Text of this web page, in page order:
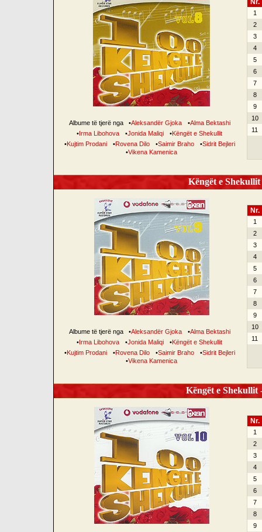
Albume të tjerë nga •Aleksandër Gjoka •Alma Bektashi
•Irma Libohova •Jonida Maliqi •Këngët e Shekullit
•Kujtim Prodani •Rovena Dilo •Saimir Braho •Sidrit Bejleri
•Vikena Kamenica
Nr.
1
2
3
4
5
6
7
8
9
10
11
Këngët e
Albume të tjerë nga •Aleksandër Gjoka •Alma Bektashi
•Irma Libohova •Jonida Maliqi •Këngët e Shekullit
•Kujtim Prodani •Rovena Dilo •Saimir Braho •Sidrit Bejleri
•Vikena Kamenica
Nr.
1
2
3
4
5
6
7
8
9
10
11
Këngët e
Nr.
1
2
3
4
5
6
7
8
9